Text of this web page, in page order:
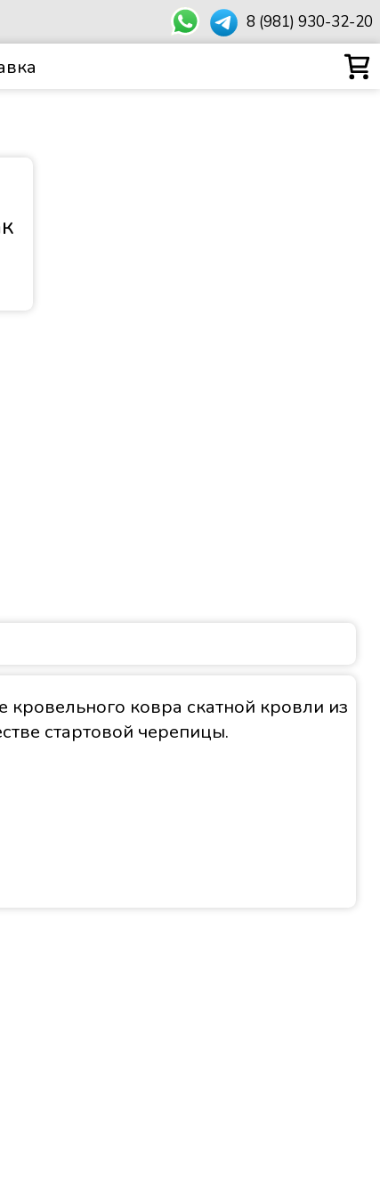
8 (981) 930-32-20
ковра скатной кровли из
стартовой черепицы.